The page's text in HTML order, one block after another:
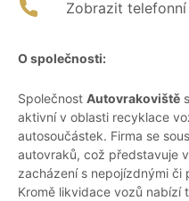
Zobrazit
O společnosti:
Společnost Autovrakoviště
aktivní v oblasti recyklace
autosoučástek. Firma se
autovraků, což představuje
zacházení s nepojízdnými či
Kromě likvidace vozů nabízí